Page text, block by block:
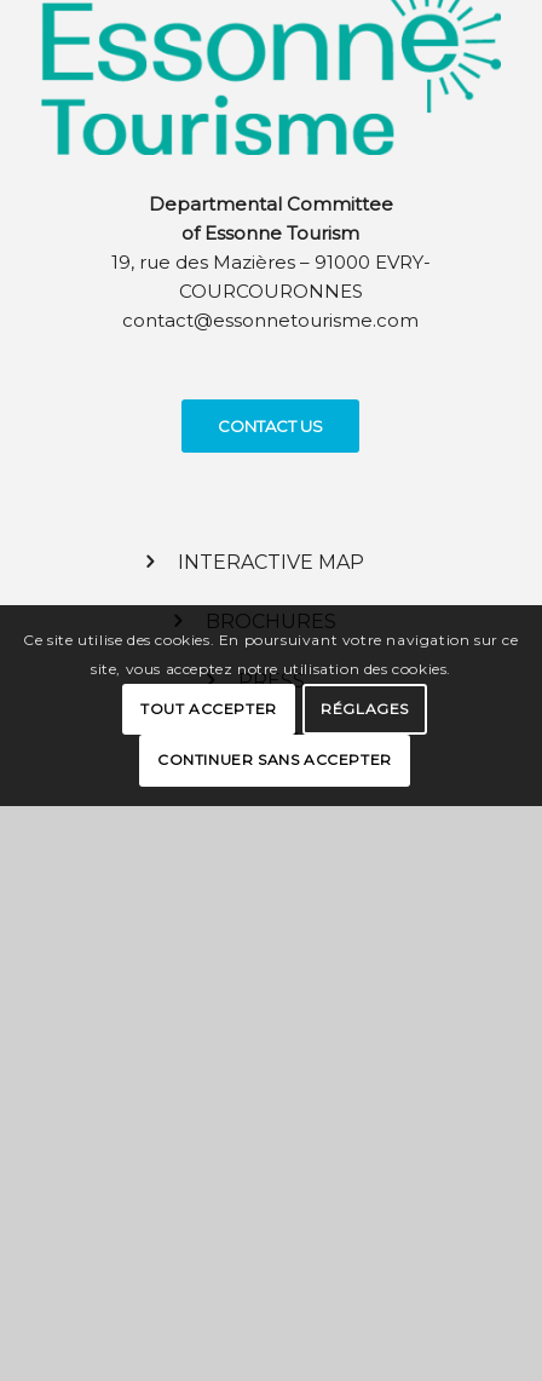
Departmental Committee
of Essonne Tourism
19, rue des Mazières – 91000 EVRY-
COURCOURONNES
contact@essonnetourisme.com
CONTACT US
INTERACTIVE MAP
BROCHURES
PRESS
PRO SPACE
Ce site utilise des cookies. En poursuivant votre navigation sur ce
site, vous acceptez notre utilisation des cookies.
TOUT ACCEPTER RÉGLAGES
CONTINUER SANS ACCEPTER